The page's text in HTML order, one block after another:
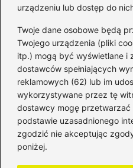
urządzeniu lub dostęp do
Twoje dane osobowe będą
Twojego urządzenia (pliki
itp.) mogą być wyświetlane i
dostawców spełniających
reklamowych (62) lub im
wykorzystywane przez tę
dostawcy mogę przetwarzać
podstawie uzasadnionego
zgodzić nie akceptując
poniżej.
Bankowość (181)
Fundusze
(36)
Giełda(28)
Inwestycje(49)
Rentowność(32)
Rozliczenia(196)
Świadczenia socjalne
Waluty(21)
Windykacja(49)